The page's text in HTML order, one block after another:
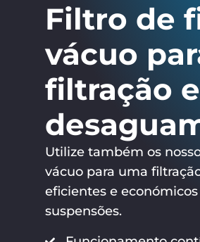
Filtro de
vácuo
filtração e
Utilize também os
vácuo para uma
eficientes e
suspensões.